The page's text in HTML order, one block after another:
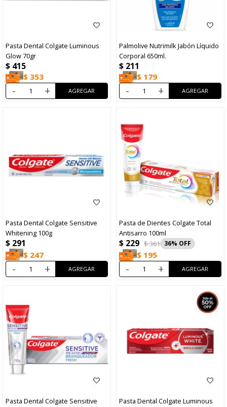
Pasta Dental Colgate Luminous
Glow 70gr
$ 415
$ 353
- +
Palmolive Nutrimilk Jabón Líquido
Corporal 650ml.
$ 211
$ 179
- +
Pasta Dental Colgate Sensitive
Whitening 100g
$ 291
$ 247
- +
Pasta de Dientes Colgate Total
Antisarro 100ml
$ 229 $361 36
$ 195
- +
Pasta Dental Colgate Sensitive
Pasta Dental Colgate Luminous